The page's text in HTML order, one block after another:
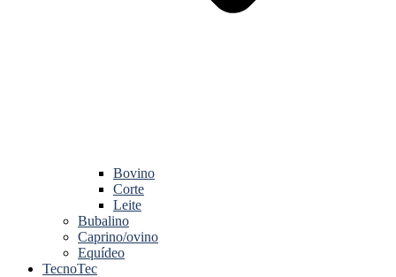
Bovino
Corte
Leite
Bubalino
Caprino/ovino
Equídeo
TecnoTec